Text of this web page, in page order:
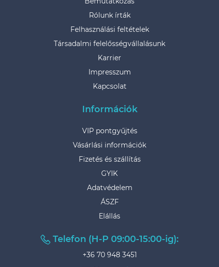
Rólunk írták
Felhasználási feltételek
Társadalmi felelősségvállalásunk
Karrier
Impresszum
Kapcsolat
Információk
VIP pontgyűjtés
Vásárlási információk
Fizetés és szállítás
GYIK
Adatvédelem
ÁSZF
Elállás
Telefon (H-P 09:00-15:00-ig):
+36 70 948 3451